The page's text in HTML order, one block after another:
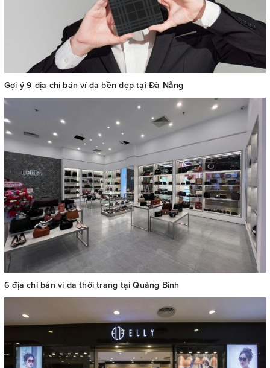
Gợi ý 9 địa chỉ bán ví da bền đẹp tại Đà Nẵng
6 địa chỉ bán ví da thời trang tại Quảng Bình